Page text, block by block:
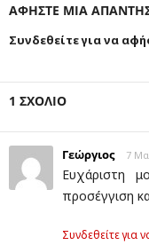
1 ΣΧΟΛΙΟ
Γεώργιος 7
Ευχάριστη
προσέγγιση
Συνδεθείτε για
ΑΦΗΣΤΕ ΜΙΑ
Συνδεθείτε για να